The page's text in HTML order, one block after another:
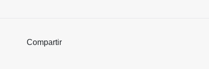
Compartir